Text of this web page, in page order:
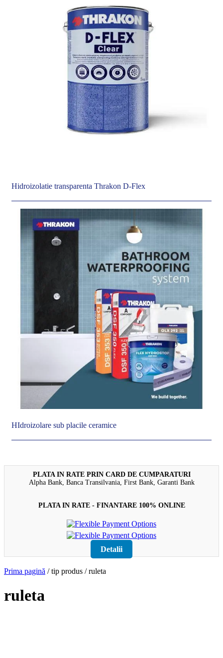
Hidroizolatie transparenta Thrakon D-Flex
HIdroizolare sub placile ceramice
PLATA IN RATE PRIN CARD DE CUMPARATURI
Alpha Bank, Banca Transilvania, First Bank, Garanti Bank
PLATA IN RATE - FINANTARE 100% ONLINE
Detalii
Prima pagină / tip produs / ruleta
ruleta